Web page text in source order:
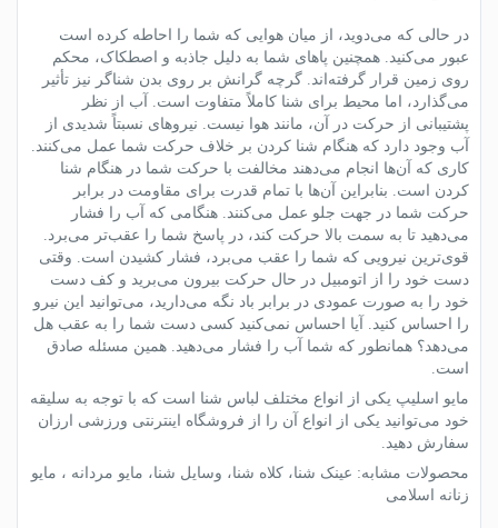
در حالی که می‌دوید، از میان هوایی که شما را احاطه کرده است
عبور می‌کنید. همچنین پاهای شما به دلیل جاذبه و اصطکاک‌، محکم
روی زمین قرار گرفته‌اند. گرچه گرانش بر روی بدن شناگر نیز تأثیر
می‌گذارد، اما محیط برای شنا کاملاً متفاوت است. آب از نظر
پشتیبانی از حرکت در آن، مانند هوا نیست. نیروهای نسبتاً شدیدی از
آب وجود دارد که هنگام شنا کردن بر خلاف حرکت شما عمل می‌کنند.
کاری که آن‌ها انجام می‌دهند مخالفت با حرکت شما در هنگام شنا
کردن است. بنابراین آن‌ها با تمام قدرت برای مقاومت در برابر
حرکت شما در جهت جلو عمل می‌کنند. هنگامی که آب را فشار
می‌دهید تا به سمت بالا حرکت کند، در پاسخ شما را عقب‌تر می‌برد.
قوی‌ترین نیرویی که شما را عقب می‌برد، فشار کشیدن است. وقتی
دست خود را از اتومبیل در حال حرکت بیرون می‌برید و کف دست
خود را به صورت عمودی در برابر باد نگه می‌دارید، می‌توانید این نیرو
را احساس کنید. آیا احساس نمی‌کنید کسی دست شما را به عقب هل
می‌دهد؟ همانطور که شما آب را فشار می‌دهید. همین مسئله صادق
است.
مایو اسلیپ یکی از انواع مختلف لباس شنا است که با توجه به سلیقه
خود می‌توانید یکی از انواع آن را از فروشگاه اینترنتی ورزشی ارزان
سفارش دهید.
محصولات مشابه: عینک شنا، کلاه شنا، وسایل شنا، مایو مردانه ، مایو
زنانه اسلامی